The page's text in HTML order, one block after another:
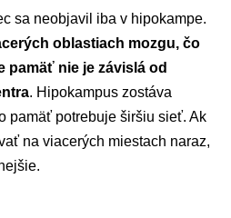
sa neobjavil iba v hipokampe.
oblastiach mozgu, čo
pamäť nie je závislá od
. Hipokampus zostáva
pamäť potrebuje širšiu sieť. Ak
na viacerých miestach naraz,